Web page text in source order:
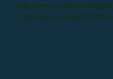
http://www.cadoho.com/
ObjectPath=/Shops/